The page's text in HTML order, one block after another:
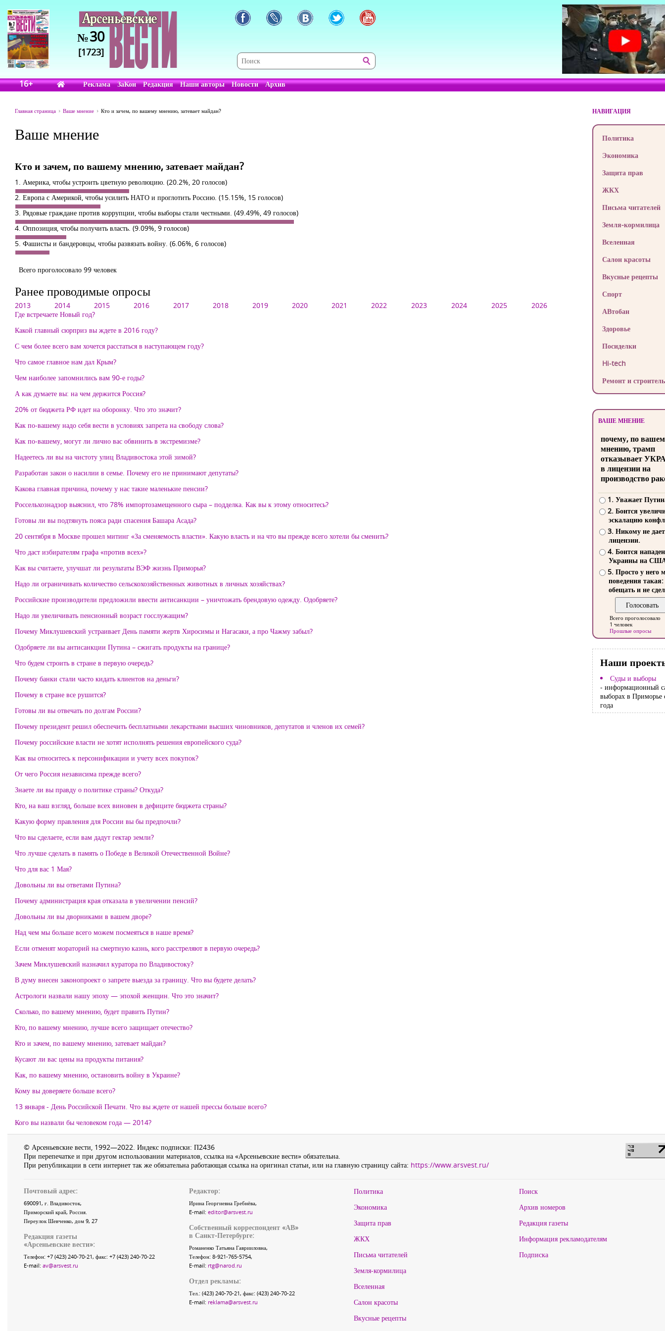
№30
[1723]
16+ Реклама ЗаКон Редакция Наши авторы Новости Архив
Главная страница Ваше мнение Кто и зачем, по вашему мнению, затевает майдан?
Ваше мнение
Кто и зачем, по вашему мнению, затевает майдан?
1. Америка, чтобы устроить цветную революцию. (20.2%, 20 голосов)
2. Европа с Америкой, чтобы усилить НАТО и проглотить Россию. (15.15%, 15 голосов)
3. Рядовые граждане против коррупции, чтобы выборы стали честными. (49.49%, 49 голосов)
4. Оппозиция, чтобы получить власть. (9.09%, 9 голосов)
5. Фашисты и бандеровцы, чтобы развязать войну. (6.06%, 6 голосов)
Всего проголосовало 99 человек
Ранее проводимые опросы
2013 2014 2015 2016 2017 2018 2019 2020 2021 2022 2023 2024 2025
2026
Где встречаете Новый год?
Какой главный сюрприз вы ждете в 2016 году?
С чем более всего вам хочется расстаться в наступающем году?
Что самое главное нам дал Крым?
Чем наиболее запомнились вам 90-е годы?
А как думаете вы: на чем держится Россия?
20% от бюджета РФ идет на оборонку. Что это значит?
Как по-вашему надо себя вести в условиях запрета на свободу слова?
Как по-вашему, могут ли лично вас обвинить в экстремизме?
Надеетесь ли вы на чистоту улиц Владивостока этой зимой?
Разработан закон о насилии в семье. Почему его не принимают депутаты?
Какова главная причина, почему у нас такие маленькие пенсии?
Россельхознадзор выяснил, что 78% импортозамещенного сыра – подделка. Как вы к этому относитесь?
Готовы ли вы подтянуть пояса ради спасения Башара Асада?
20 сентября в Москве прошел митинг «За сменяемость власти». Какую власть и на что вы прежде всего хотели бы сменить?
Что даст избирателям графа «против всех»?
Как вы считаете, улучшат ли результаты ВЭФ жизнь Приморья?
Надо ли ограничивать количество сельскохозяйственных животных в личных хозяйствах?
Российские производители предложили ввести антисанкции – уничтожать брендовую одежду. Одобряете?
Надо ли увеличивать пенсионный возраст госслужащим?
Почему Миклушевский устраивает День памяти жертв Хиросимы и Нагасаки, а про Чажму забыл?
Одобряете ли вы антисанкции Путина – сжигать продукты на границе?
Что будем строить в стране в первую очередь?
Почему банки стали часто кидать клиентов на деньги?
Почему в стране все рушится?
Готовы ли вы отвечать по долгам России?
Почему президент решил обеспечить бесплатными лекарствами высших чиновников, депутатов и членов их семей?
Почему российские власти не хотят исполнять решения европейского суда?
Как вы относитесь к персонификации и учету всех покупок?
От чего Россия независима прежде всего?
Знаете ли вы правду о политике страны? Откуда?
Кто, на ваш взгляд, больше всех виновен в дефиците бюджета страны?
Какую форму правления для России вы бы предпочли?
Что вы сделаете, если вам дадут гектар земли?
Что лучше сделать в память о Победе в Великой Отечественной Войне?
Что для вас 1 Мая?
Довольны ли вы ответами Путина?
Почему администрация края отказала в увеличении пенсий?
Довольны ли вы дворниками в вашем дворе?
Над чем мы больше всего можем посмеяться в наше время?
Если отменят мораторий на смертную казнь, кого расстреляют в первую очередь?
Зачем Миклушевский назначил куратора по Владивостоку?
В думу внесен законопроект о запрете выезда за границу. Что вы будете делать?
Астрологи назвали нашу эпоху — эпохой женщин. Что это значит?
Cколько, по вашему мнению, будет править Путин?
Кто, по вашему мнению, лучше всего защищает отечество?
Кто и зачем, по вашему мнению, затевает майдан?
Кусают ли вас цены на продукты питания?
Как, по вашему мнению, остановить войну в Украине?
Кому вы доверяете больше всего?
13 января - День Российской Печати. Что вы ждете от нашей прессы больше всего?
Кого вы назвали бы человеком года — 2014?
НАВИГАЦИЯ
Политика
Экономика
Защита прав
ЖКХ
Письма читателей
Земля-кормилица
Вселенная
Салон красоты
Вкусные рецепты
Спорт
АВтобан
Здоровье
Посиделки
Hi-tech
Ремонт и
ВАШЕ МНЕНИЕ
почему, по
мнению, трамп
отказывает
в лицензии на
производство
1. Уважает
2. Боится
эскалацию
3. Никому не
лицензии.
4. Боится
Украины на
5. Просто у него
поведения такая:
обещать и не
Всего проголосовало
1 человек
Прошлые опросы
Наши
Суды и выборы
- информационный
выборах в Приморье
года
© Арсеньевские вести, 1992—2022. Индекс подписки: П2436
При перепечатке и при другом использовании материалов, ссылка на «Арсеньевские вести» обязательна.
При републикации в сети интернет так же обязательна работающая ссылка на оригинал статьи, или на главную страницу сайта: https://www.arsvest.ru/
Почтовый адрес:
690091, г. Владивосток,
Приморский край, Россия.
Переулок Шевченко, дом 9, 27
Редакция газеты
«Арсеньевские вести»:
Телефон: +7 (423) 240-70-21, факс: +7 (423) 240-70-22
E-mail: av@arsvest.ru
Редактор:
Ирина Георгиевна Гребнёва,
E-mail: editor@arsvest.ru
Собственный корреспондент «АВ»
в Санкт-Петербурге:
Романенко Татьяна Гаврииловна,
Телефон: 8-921-765-5754,
E-mail: rtg@narod.ru
Отдел рекламы:
Тел.: (423) 240-70-21, факс: (423) 240-70-22
E-mail: reklama@arsvest.ru
Политика
Экономика
Защита прав
ЖКХ
Письма читателей
Земля-кормилица
Вселенная
Салон красоты
Вкусные рецепты
Поиск
Архив номеров
Редакция газеты
Информация рекламодателям
Подписка